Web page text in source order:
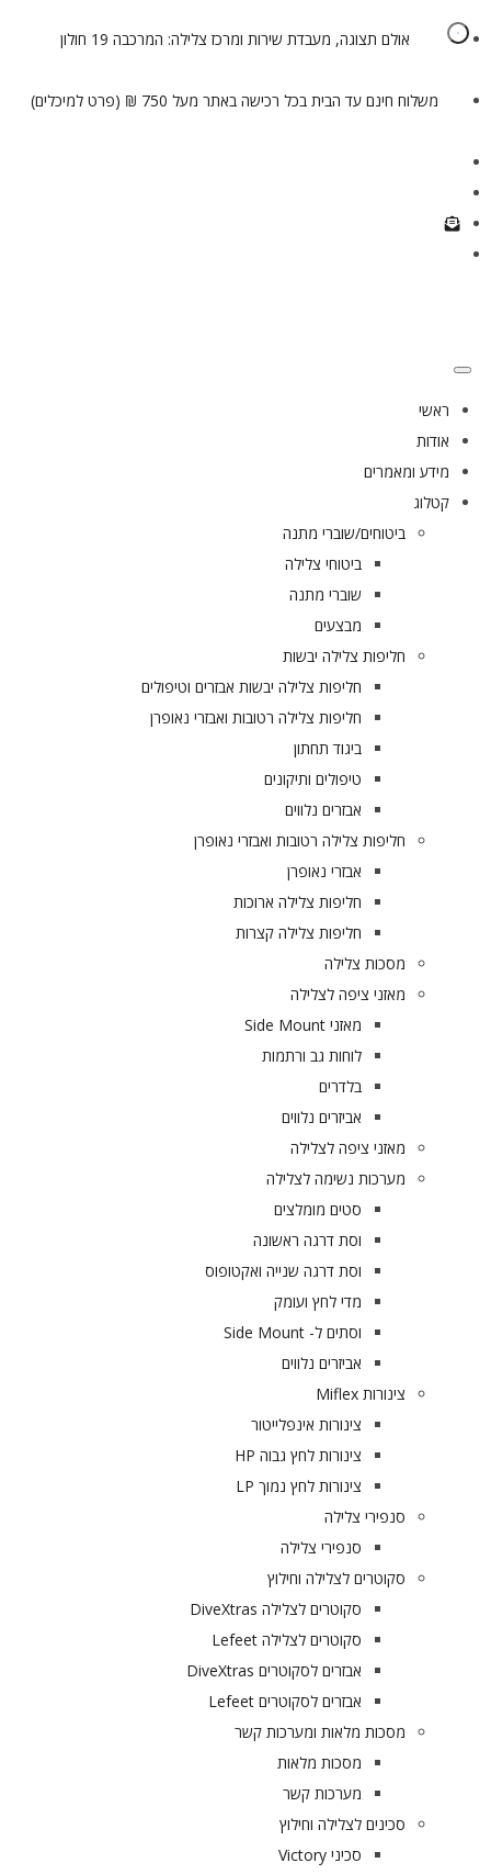
אולם תצוגה, מעבדת שירות ומרכז צלילה: המרכבה 19 חולון
משלוח חינם עד הבית בכל רכישה באתר מעל 750 ₪ (פרט למיכלים)
ראשי
אודות
מידע ומאמרים
קטלוג
ביטוחים/שוברי מתנה
ביטוחי צלילה
שוברי מתנה
מבצעים
חליפות צלילה יבשות
חליפות צלילה יבשות אבזרים וטיפולים
חליפות צלילה רטובות ואבזרי נאופרן
ביגוד תחתון
טיפולים ותיקונים
אבזרים נלווים
חליפות צלילה רטובות ואבזרי נאופרן
אבזרי נאופרן
חליפות צלילה ארוכות
חליפות צלילה קצרות
מסכות צלילה
מאזני ציפה לצלילה
מאזני Side Mount
לוחות גב ורתמות
בלדרים
אביזרים נלווים
מאזני ציפה לצלילה
מערכות נשימה לצלילה
סטים מומלצים
וסת דרגה ראשונה
וסת דרגה שנייה ואקטופוס
מדי לחץ ועומק
וסתים ל- Side Mount
אביזרים נלווים
צינורות Miflex
צינורות אינפלייטור
צינורות לחץ גבוה HP
צינורות לחץ נמוך LP
סנפירי צלילה
סנפירי צלילה
סקוטרים לצלילה וחילוץ
סקוטרים לצלילה DiveXtras
סקוטרים לצלילה Lefeet
אבזרים לסקוטרים DiveXtras
אבזרים לסקוטרים Lefeet
מסכות מלאות ומערכות קשר
מסכות מלאות
מערכות קשר
סכינים לצלילה וחילוץ
סכיני Victory